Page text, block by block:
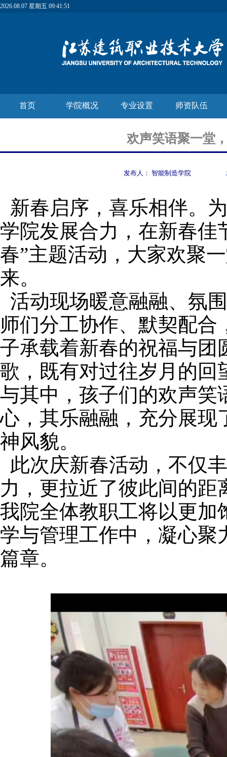
2026.08.07 星期五 09:41:51
首页 学院概况 专业设置 师资队伍
欢声笑语聚一堂
发布人： 智能制造学院
新春启序，喜乐相伴。
学院发展合力，在新春佳
春”主题活动，大家欢聚
来。
活动现场暖意融融、氛
师们分工协作、默契配
子承载着新春的祝福与团
歌，既有对过往岁月的回
与其中，孩子们的欢声笑
心，其乐融融，充分展现
神风貌。
此次庆新春活动，不仅
力，更拉近了彼此间的
我院全体教职工将以更加
学与管理工作中，凝心聚
篇章。